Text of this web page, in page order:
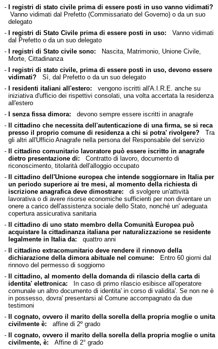
- I registri di stato civile prima di essere posti in uso vanno vidimati?
Vanno vidimati dal Prefetto (Commissariato del Governo) o da un suo
delegato
- I registri di Stato Civile prima di essere posti in uso: Vanno vidimati
dal Prefetto o da un suo delegato
- I registri di Stato civile sono: Nascita, Matrimonio, Unione Civile,
Morte, Cittadinanza
- I registri di stato civile, prima di essere posti in uso, devono essere
vidimati?Sì, dal Prefetto o da un suo delegato
- I residenti italiani all'estero: vengono iscritti all'A.I.R.E. anche su
iniziativa d'ufficio dei rispettivi consolati, una volta accertata la residenza
all'estero
- I senza fissa dimora: devono sempre essere iscritti in anagrafe
- Il cittadino che necessita dell'autenticazione di una firma, se si reca
presso il proprio comune di residenza a chi si potra' rivolgere?Tra
gli altri all'Ufficio Anagrafe nella persona del Responsabile del servizio
- Il cittadino comunitario lavoratore può essere iscritto in anagrafe
dietro presentazione di: Contratto di lavoro, documento di
riconoscimento, titolarità dell'alloggio occupato
- Il cittadino dell'Unione europea che intende soggiornare in Italia per
un periodo superiore ai tre mesi, al momento della richiesta di
iscrizione anagrafica deve dimostrare: di svolgere un'attività
lavorativa o di avere risorse economiche sufficienti per non diventare un
onere a carico dell'assistenza sociale dello Stato, nonché un' adeguata
copertura assicurativa sanitaria
- Il cittadino di uno stato membro della Comunità Europea può
acquistare la cittadinanza italiana per naturalizzazione se residente
legalmente in Italia da: quattro anni
- Il cittadino extracomunitario deve rendere il rinnovo della
dichiarazione della dimora abituale nel comune: Entro 60 giorni dal
rinnovo del permesso di soggiorno
- Il cittadino, al momento della domanda di rilascio della carta di
identita' elettronica: In caso di primo rilascio esibisce all'operatore
comunale un altro documento di identita' in corso di validita'. Se non ne è
in possesso, dovra' presentarsi al Comune accompagnato da due
testimoni
- Il cognato, ovvero il marito della sorella della propria moglie o unita
civilmente è: affine di 2º grado
- Il cognato, ovvero il marito della sorella della propria moglie o unita
civilmente, è: Affine di 2° grado